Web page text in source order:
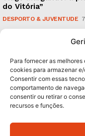
Para fornecer as
cookies para armazenar
Consentir com essas
comportamento de
consentir ou retirar o
recursos e funções.
do Vitória”
DESPORTO & JUVENTUDE
caudais e antecipa
Subscreva